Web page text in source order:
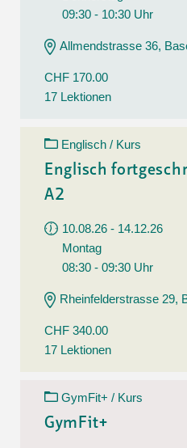
09:30 - 10:30 Uhr
Allmendstrasse 36,
CHF 170.00
17 Lektionen
Englisch / Kurs
Englisch
A2
10.08.26 - 14.12.26
Montag
08:30 - 09:30 Uhr
Rheinfelderstrasse 29,
CHF 340.00
17 Lektionen
GymFit+ / Kurs
GymFit+